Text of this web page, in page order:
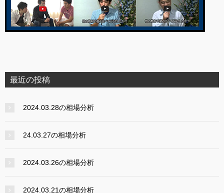
最近の投稿
2024.03.28の相場分析
24.03.27の相場分析
2024.03.26の相場分析
2024.03.21の相場分析